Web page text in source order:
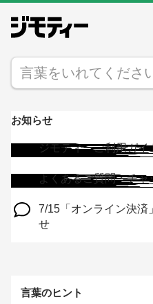
お知らせ
ジモティーご利用ガイ
よくあるご質問・チ
7/15「オンライン決済
せ
【注意喚起】ジモティ
言葉のヒント